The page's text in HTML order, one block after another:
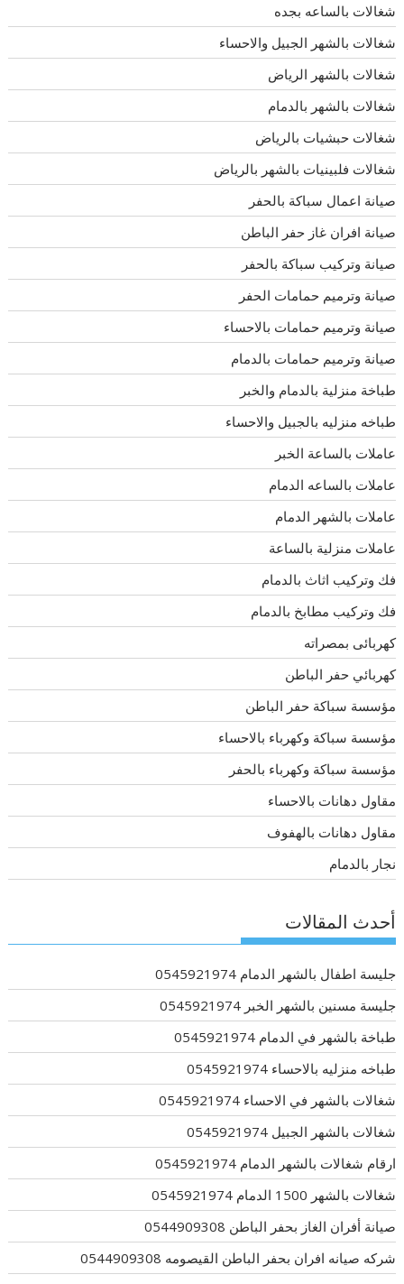
شغالات بالساعه بجده
شغالات بالشهر الجبيل والاحساء
شغالات بالشهر الرياض
شغالات بالشهر بالدمام
شغالات حبشيات بالرياض
شغالات فلبينيات بالشهر بالرياض
صيانة اعمال سباكة بالحفر
صيانة افران غاز حفر الباطن
صيانة وتركيب سباكة بالحفر
صيانة وترميم حمامات الحفر
صيانة وترميم حمامات بالاحساء
صيانة وترميم حمامات بالدمام
طباخة منزلية بالدمام والخبر
طباخه منزليه بالجبيل والاحساء
عاملات بالساعة الخبر
عاملات بالساعه الدمام
عاملات بالشهر الدمام
عاملات منزلية بالساعة
فك وتركيب اثاث بالدمام
فك وتركيب مطابخ بالدمام
كهربائى بمصراته
كهربائي حفر الباطن
مؤسسة سباكة حفر الباطن
مؤسسة سباكة وكهرباء بالاحساء
مؤسسة سباكة وكهرباء بالحفر
مقاول دهانات بالاحساء
مقاول دهانات بالهفوف
نجار بالدمام
أحدث المقالات
جليسة اطفال بالشهر الدمام 0545921974
جليسة مسنين بالشهر الخبر 0545921974
طباخة بالشهر في الدمام 0545921974
طباخه منزليه بالاحساء 0545921974
شغالات بالشهر في الاحساء 0545921974
شغالات بالشهر الجبيل 0545921974
ارقام شغالات بالشهر الدمام 0545921974
شغالات بالشهر 1500 الدمام 0545921974
صيانة أفران الغاز بحفر الباطن 0544909308
شركه صيانه افران بحفر الباطن القيصومه 0544909308